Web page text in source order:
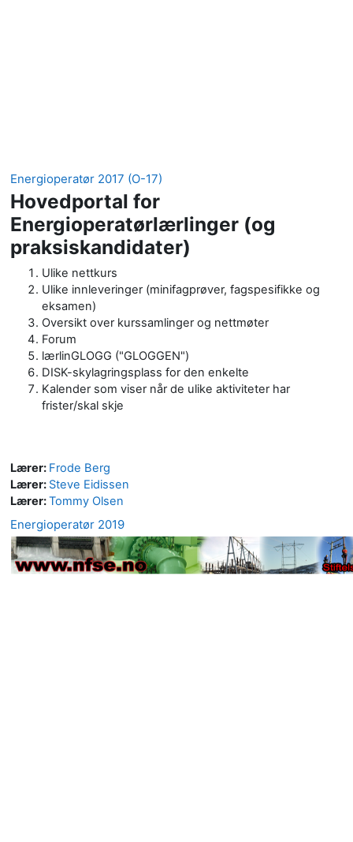
Energioperatør 2017 (O-17)
Hovedportal for
Energioperatørlærlinger (og
praksiskandidater)
Ulike nettkurs
Ulike innleveringer (minifagprøver, fagspesifikke og
eksamen)
Oversikt over kurssamlinger og nettmøter
Forum
lærlinGLOGG ("GLOGGEN")
DISK-skylagringsplass for den enkelte
Kalender som viser når de ulike aktiviteter har
frister/skal skje
Lærer: Frode Berg
Lærer: Steve Eidissen
Lærer:Tommy Olsen
Energioperatør 2019